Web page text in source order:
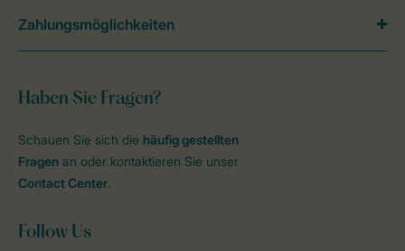
Haben Sie Fragen?
Schauen Sie sich die häufig gestellten
Fragen an oder kontaktieren Sie unser
Contact Center.
Follow Us
Zahlungsmöglichkeiten